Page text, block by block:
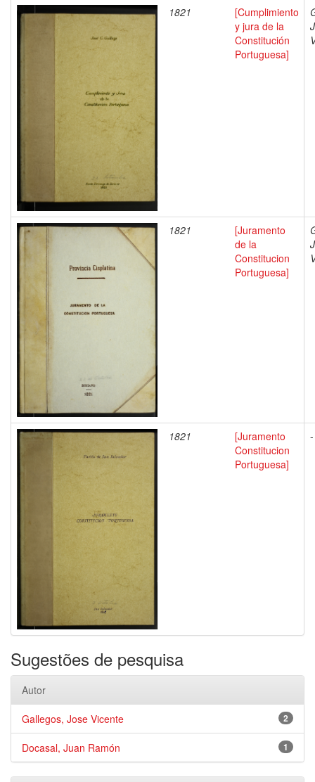
1821
[Cumplimiento
y jura de la
Constitución
Portuguesa]
1821
[Juramento
de la
Constitucion
Portuguesa]
1821
[Juramento
Constitucion
Portuguesa]
-
Sugestões de pesquisa
Autor
2
Gallegos, Jose Vicente
1
Docasal, Juan Ramón